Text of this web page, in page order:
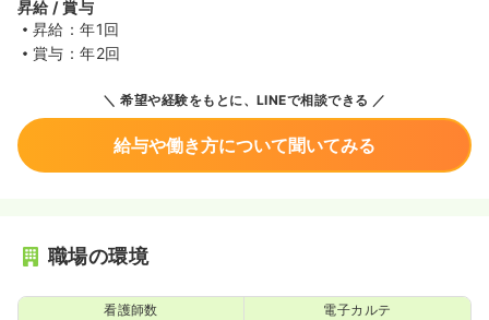
昇給 / 賞与
昇給：年1回
賞与：年2回
希望や経験をもとに、LINEで相談できる
給与や働き方について聞いてみる
職場の環境
看護師数 電子カルテ